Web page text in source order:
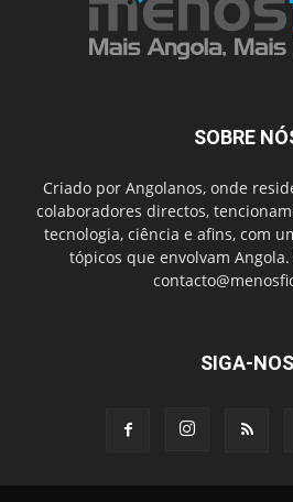
SOBRE
Criado por Angolanos, onde
colaboradores directos,
tecnologia, ciência e afins, com
tópicos que envolvam
SIGA-NOS